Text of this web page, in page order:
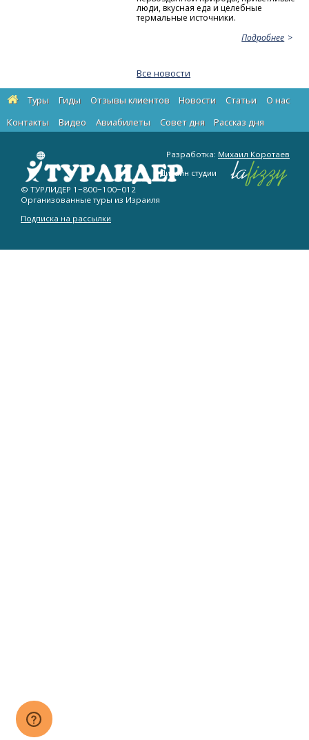
люди, вкусная еда и целебные
термальные источники.
Подробнее
Все новости
Туры Гиды Отзывы клиентов Новости Статьи
О нас
Контакты
Видео Авиабилеты Cовет дня Рассказ дня
© ТУРЛИДЕР 1−800−100−012
Организованные туры из Израиля
Подписка на рассылки
Разработка: Михаил Коротаев
Дизайн студии